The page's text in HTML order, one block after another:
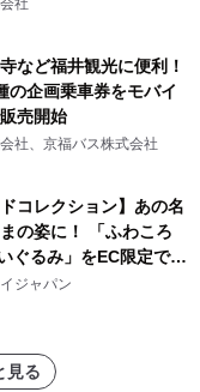
社
など福井観光に便利！
の企画乗車券をモバイ
売開始
社、京福バス株式会社
ドコレクション】あの名
の姿に！ 「ふわころ
ぐるみ」をEC限定で受
ジャパン
見る